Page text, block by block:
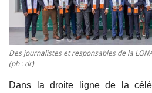
Sublimes cerveaux
Sport
Autr'Actu
Des journalistes et responsables de la
(ph : dr)
Dans la droite ligne de la